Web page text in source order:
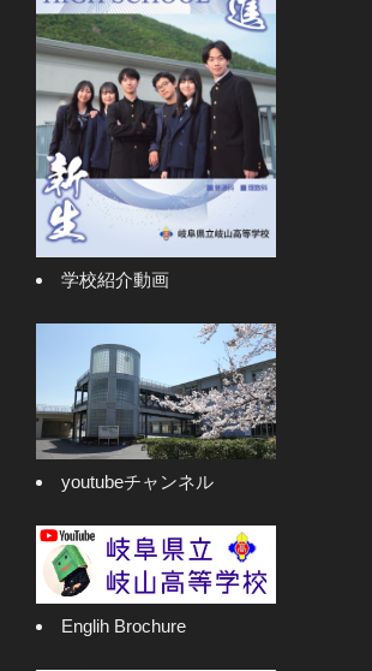
学校紹介動画
youtubeチャンネル
Englih Brochure